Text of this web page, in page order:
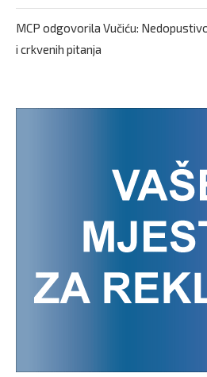
MCP odgovorila Vučiću:
i crkvenih pitanja